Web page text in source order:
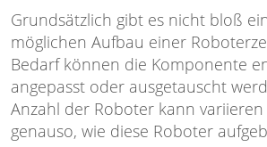
Grundsätzlich gibt es nicht bloß
möglichen Aufbau einer
Bedarf können die Komponente
angepasst oder ausgetauscht
Anzahl der Roboter kann
genauso, wie diese Roboter